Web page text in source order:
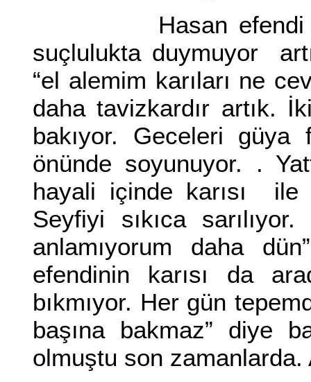
Hasan efendi ile
suçlulukta duymuyor
“el alemim karıları ne
daha tavizkardır artık.
bakıyor. Geceleri güya
önünde soyunuyor. .
hayali içinde karısı ile
Seyfiyi sıkıca
anlamıyorum daha
efendinin karısı da
bıkmıyor. Her gün
başına bakmaz” diye
olmuştu son zamanlarda.